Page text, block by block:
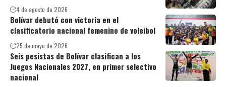
4 de agosto de 2026
Bolívar debutó con victoria en el
clasificatorio nacional femenino de voleibol
25 de mayo de 2026
Seis pesistas de Bolívar clasifican a los
Juegos Nacionales 2027, en primer selectivo
nacional